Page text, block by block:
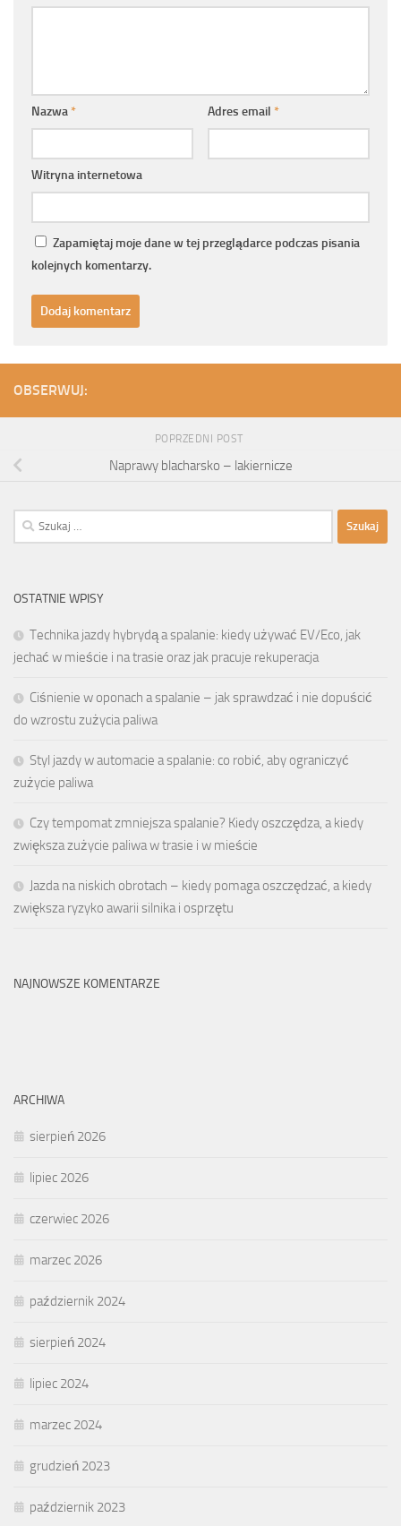
Nazwa * Adres email *
Witryna internetowa
Zapamiętaj moje dane w tej przeglądarce podczas pisania
kolejnych komentarzy.
OBSERWUJ:
POPRZEDNI POST
Naprawy blacharsko – lakiernicze
Szukaj:
OSTATNIE WPISY
Technika jazdy hybrydą a spalanie: kiedy używać EV/Eco, jak
jechać w mieście i na trasie oraz jak pracuje rekuperacja
Ciśnienie w oponach a spalanie – jak sprawdzać i nie dopuścić
do wzrostu zużycia paliwa
Styl jazdy w automacie a spalanie: co robić, aby ograniczyć
zużycie paliwa
Czy tempomat zmniejsza spalanie? Kiedy oszczędza, a kiedy
zwiększa zużycie paliwa w trasie i w mieście
Jazda na niskich obrotach – kiedy pomaga oszczędzać, a kiedy
zwiększa ryzyko awarii silnika i osprzętu
NAJNOWSZE KOMENTARZE
ARCHIWA
sierpień 2026
lipiec 2026
czerwiec 2026
marzec 2026
październik 2024
sierpień 2024
lipiec 2024
marzec 2024
grudzień 2023
październik 2023